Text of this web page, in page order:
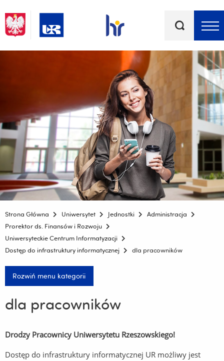
kluczowe
Strona Główna Uniwersytet Jednostki
Administracja
Prorektor ds. Finansów i Rozwoju
Uniwersyteckie Centrum Informatyzacji
Dostęp do infrastruktury informatycznej
dla pracowników
Rozwiń menu kategorii
dla pracowników
Drodzy Pracownicy Uniwersytetu Rzeszowskiego!
Dostęp do infrastruktury informatycznej UR możliwy jest